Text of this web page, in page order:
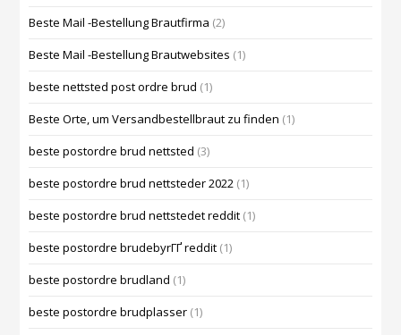
Beste Mail -Bestellung Brautfirma (2)
Beste Mail -Bestellung Brautwebsites (1)
beste nettsted post ordre brud (1)
Beste Orte, um Versandbestellbraut zu finden (1)
beste postordre brud nettsted (3)
beste postordre brud nettsteder 2022 (1)
beste postordre brud nettstedet reddit (1)
beste postordre brudebyrГҐ reddit (1)
beste postordre brudland (1)
beste postordre brudplasser (1)